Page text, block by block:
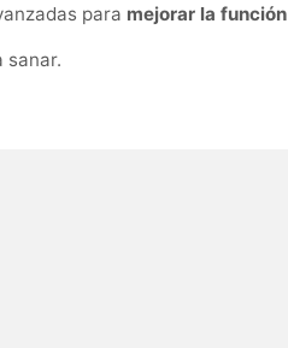
para mejorar la función
sanar.